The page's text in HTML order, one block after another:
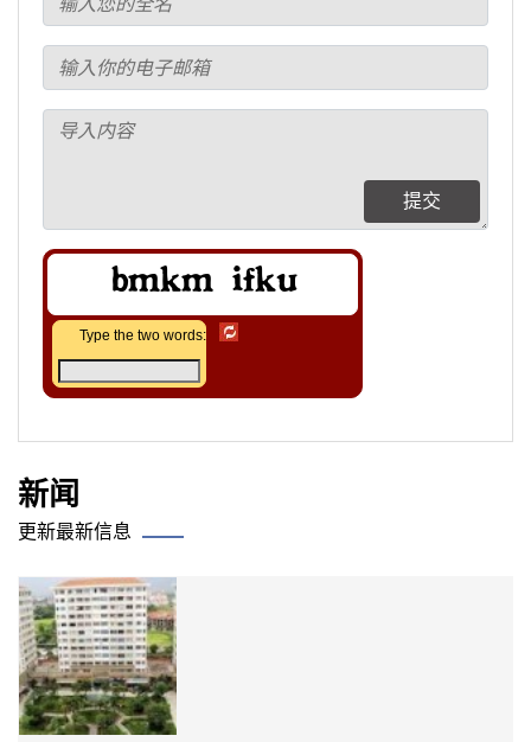
提交
Type the two words:
新闻
更新最新信息